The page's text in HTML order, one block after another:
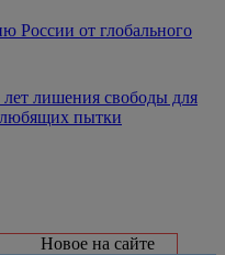
России от глобального
лет лишения свободы для
пытки
Новое на сайте